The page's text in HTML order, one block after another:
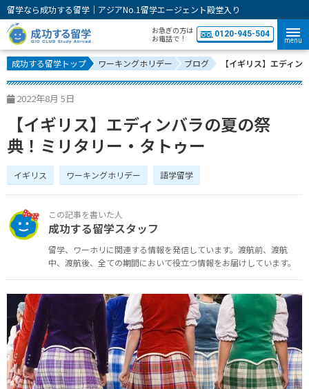
留学なら成功する留学｜アジアNo.1留学エージェント殿堂入り
お急ぎの方は
お電話で！
0120-945-504
menu
成功する留学トップ ワーキングホリデー ブログ 【イギリス】エディ
2022年8月 5日
【イギリス】エディンバラの夏の祭
典！ミリタリー・タトゥー
イギリス ワーキングホリデー 語学留学
成功する留学スタッフ
留学、ワーホリに関連する情報を発信しています。 渡航前、渡航
中、渡航後、全ての期間において役立つ情報をお届けしています。